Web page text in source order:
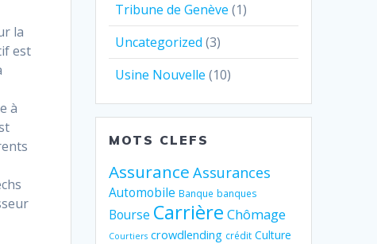
la
est
à
Tribune de Genève (1)
Uncategorized (3)
Usine Nouvelle (10)
MOTS CLEFS
Assurance Assurances
Automobile Banque banques
Bourse Carrière Chômage
Courtiers crowdlending crédit Culture